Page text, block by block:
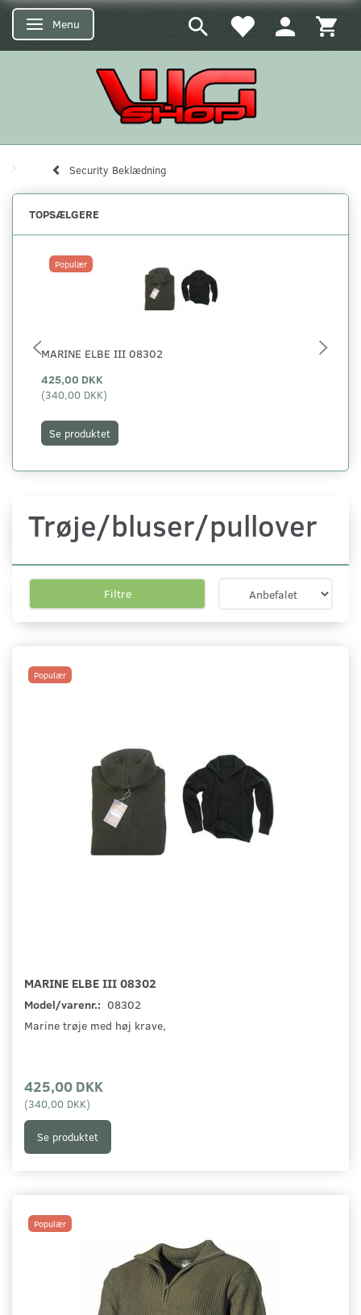
Skifte navigation
Menu
Security Beklædning
TOPSÆLGERE
Populær
MARINE ELBE III 08302
425,00 DKK
(340,00 DKK)
Se produktet
Trøje/bluser/pullover
Filtre
Populær
MARINE ELBE III 08302
Model/varenr.: 08302
Marine trøje med høj krave,
425,00 DKK
(340,00 DKK)
Se produktet
Populær